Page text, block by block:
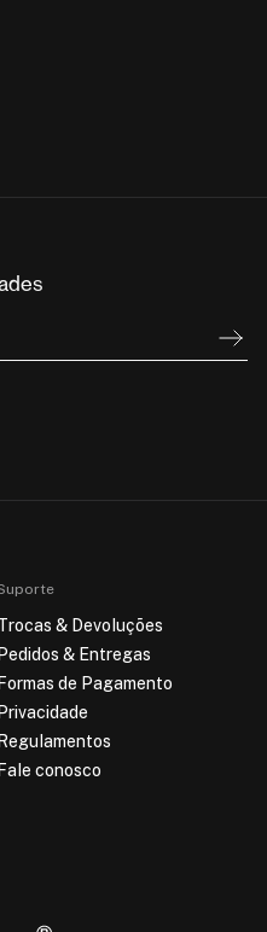
& Devoluções
Pedidos & Entregas
Formas de Pagamento
Privacidade
Regulamentos
Fale conosco